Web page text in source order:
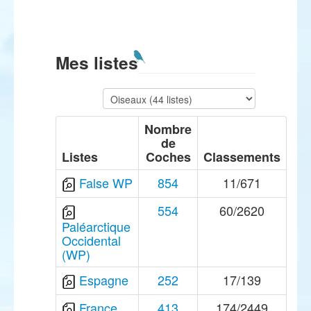
Mes listes
Listes
Nombre
de
Coches
Classements
False WP
854 11/671
Paléarctique
Occidental
(WP)
554 60/2620
Espagne 252
17/139